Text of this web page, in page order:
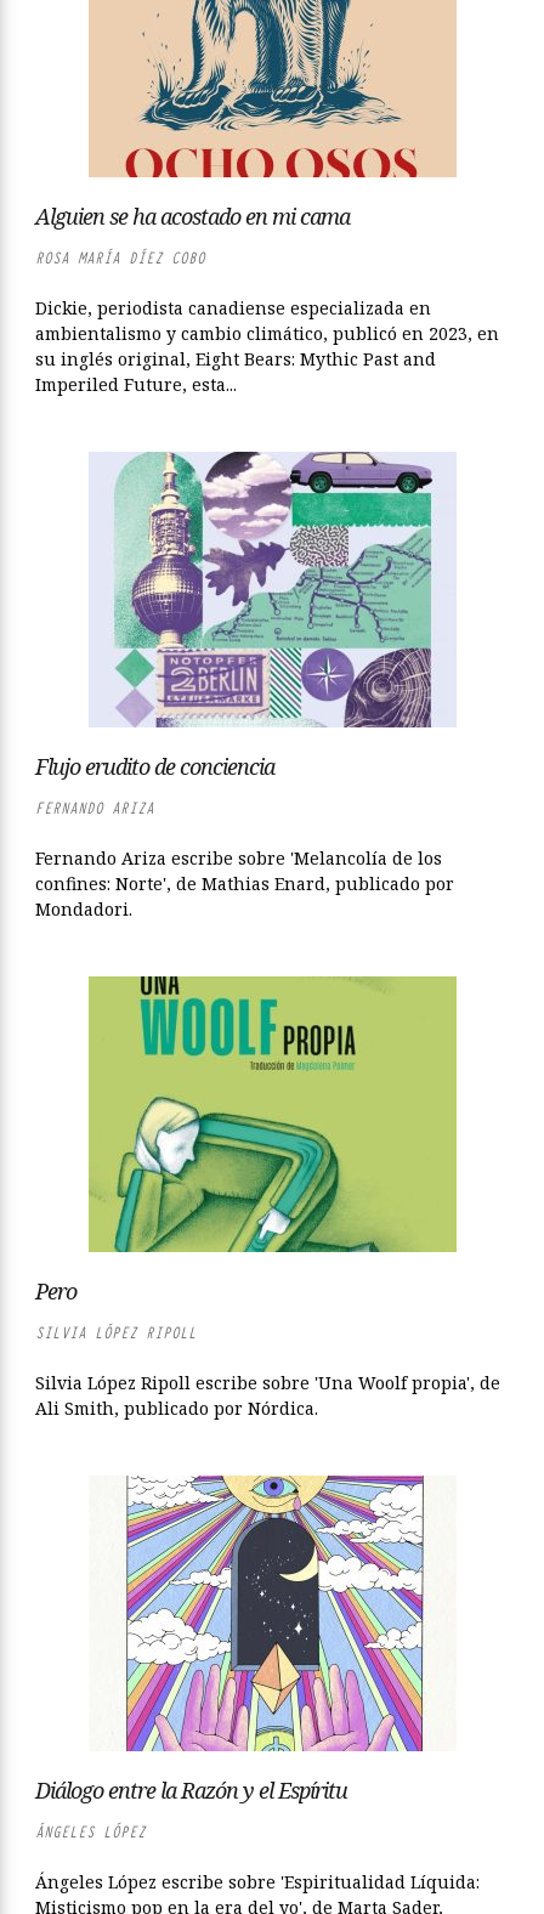
Alguien se ha acostado en mi cama
ROSA MARÍA DÍEZ COBO
Dickie, periodista canadiense especializada en
ambientalismo y cambio climático, publicó en 2023, en
su inglés original, Eight Bears: Mythic Past and
Imperiled Future, esta...
Flujo erudito de conciencia
FERNANDO ARIZA
Fernando Ariza escribe sobre 'Melancolía de los
confines: Norte', de Mathias Enard, publicado por
Mondadori.
Pero
SILVIA LÓPEZ RIPOLL
Silvia López Ripoll escribe sobre 'Una Woolf propia', de
Ali Smith, publicado por Nórdica.
Diálogo entre la Razón y el Espíritu
ÁNGELES LÓPEZ
Ángeles López escribe sobre 'Espiritualidad Líquida:
Misticismo pop en la era del yo', de Marta Sader,